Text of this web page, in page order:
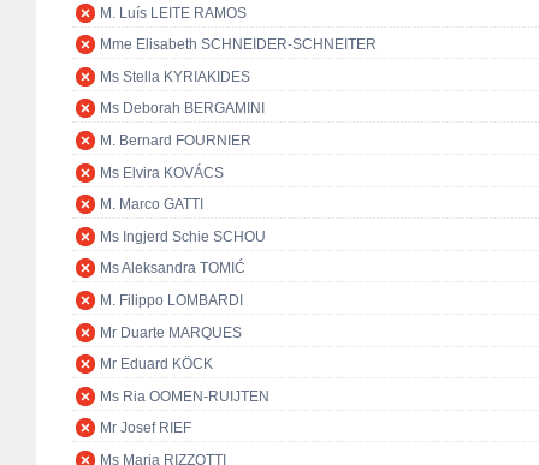
M. Luís LEITE RAMOS
Mme Elisabeth SCHNEIDER-SCHNEITER
Ms Stella KYRIAKIDES
Ms Deborah BERGAMINI
M. Bernard FOURNIER
Ms Elvira KOVÁCS
M. Marco GATTI
Ms Ingjerd Schie SCHOU
Ms Aleksandra TOMIĆ
M. Filippo LOMBARDI
Mr Duarte MARQUES
Mr Eduard KÖCK
Ms Ria OOMEN-RUIJTEN
Mr Josef RIEF
Ms Maria RIZZOTTI